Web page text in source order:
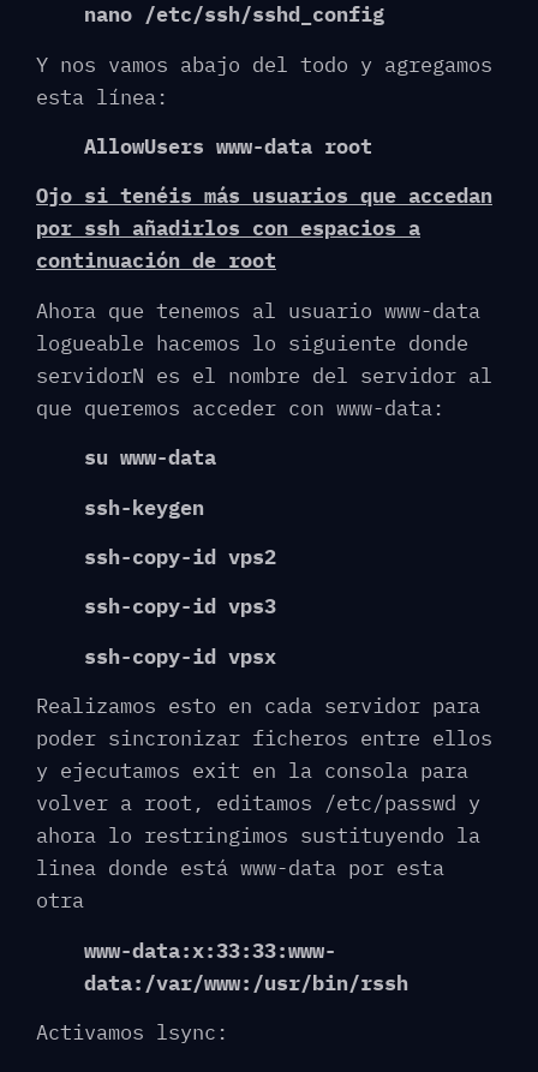
nano /etc/ssh/sshd_config
Y nos vamos abajo del todo y agregamos
esta línea:
AllowUsers www-data root
Ojo si tenéis más usuarios que accedan
por ssh añadirlos con espacios a
continuación de root
Ahora que tenemos al usuario www-data
logueable hacemos lo siguiente donde
servidorN es el nombre del servidor al
que queremos acceder con www-data:
su www-data
ssh-keygen
ssh-copy-id vps2
ssh-copy-id vps3
ssh-copy-id vpsx
Realizamos esto en cada servidor para
poder sincronizar ficheros entre ellos
y ejecutamos exit en la consola para
volver a root, editamos /etc/passwd y
ahora lo restringimos sustituyendo la
linea donde está www-data por esta
otra
www-data:x:33:33:www-
data:/var/www:/usr/bin/rssh
Activamos lsync: